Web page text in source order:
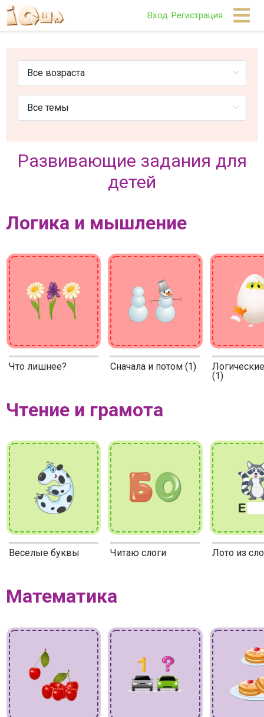
Вход Регистрация
Развивающие задания для
детей
Логика и мышление
Что лишнее? Сначала и потом (1)
(1)
Чтение и грамота
Веселые буквы Читаю слоги Лото из
Математика